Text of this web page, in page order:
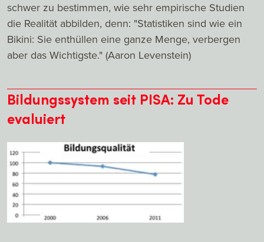
schwer zu bestimmen, wie sehr empirische Studien
die Realität abbilden, denn: "Statistiken sind wie ein
Bikini: Sie enthüllen eine ganze Menge, verbergen
aber das Wichtigste." (Aaron Levenstein)
Bildungssystem seit PISA: Zu Tode
evaluiert